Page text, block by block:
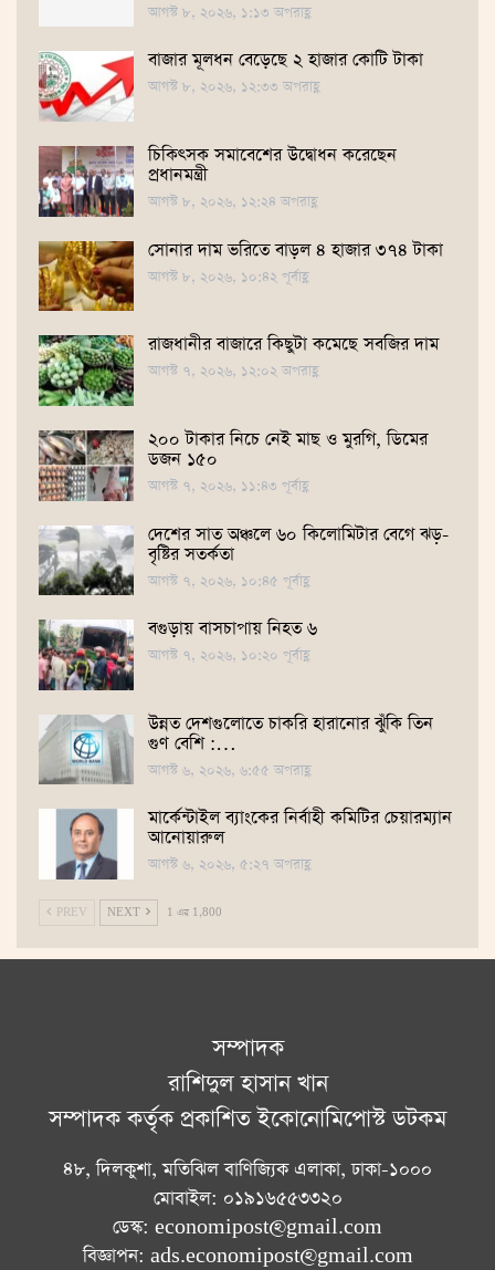
আগস্ট ৮, ২০২৬, ১:১৩ অপরাহ্ণ
বাজার মূলধন বেড়েছে ২ হাজার কোটি টাকা
আগস্ট ৮, ২০২৬, ১২:৩৩ অপরাহ্ণ
চিকিৎসক সমাবেশের উদ্বোধন করেছেন
প্রধানমন্ত্রী
আগস্ট ৮, ২০২৬, ১২:২৪ অপরাহ্ণ
সোনার দাম ভ‌রি‌তে বাড়ল ৪ হাজার ৩৭৪ টাকা
আগস্ট ৮, ২০২৬, ১০:৪২ পূর্বাহ্ণ
রাজধানীর বাজারে কিছুটা কমেছে সবজির দাম
আগস্ট ৭, ২০২৬, ১২:০২ অপরাহ্ণ
২০০ টাকার নিচে নেই মাছ ও মুরগি, ডিমের
ডজন ১৫০
আগস্ট ৭, ২০২৬, ১১:৪৩ পূর্বাহ্ণ
দেশের সাত অঞ্চলে ৬০ কিলোমিটার বেগে ঝড়-
বৃষ্টির সতর্কতা
আগস্ট ৭, ২০২৬, ১০:৪৫ পূর্বাহ্ণ
বগুড়ায় বাসচাপায় নিহত ৬
আগস্ট ৭, ২০২৬, ১০:২০ পূর্বাহ্ণ
উন্নত দেশগুলোতে চাকরি হারানোর ঝুঁকি তিন
গুণ বেশি :…
আগস্ট ৬, ২০২৬, ৬:৫৫ অপরাহ্ণ
মার্কেন্টাইল ব্যাংকের নির্বাহী কমিটির চেয়ারম্যান
আনোয়ারুল
আগস্ট ৬, ২০২৬, ৫:২৭ অপরাহ্ণ
PREV NEXT 1 এর 1,800
সম্পাদক
রাশিদুল হাসান খান
সম্পাদক কর্তৃক প্রকাশিত ইকোনোমিপোস্ট ডটকম
৪৮, দিলকুশা, মতিঝিল বাণিজ্যিক এলাকা, ঢাকা-১০০০
মোবাইল: ০১৯১৬৫৫৩৩২০
ডেস্ক: economipost@gmail.com
বিজ্ঞাপন: ads.economipost@gmail.com